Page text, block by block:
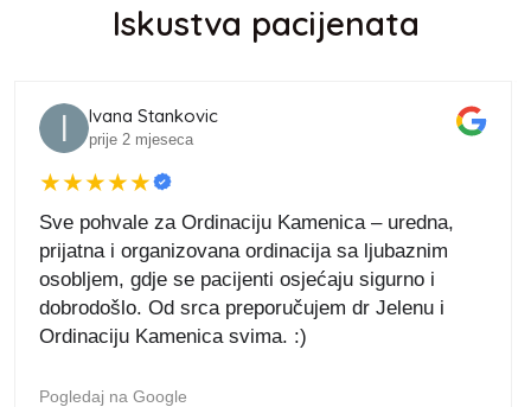
Iskustva pacijenata
Anes Halilovic
prije 3 mjeseca
★★★★★
Topla preporuka za stomatološku ordinaciju Dr.
Kamenica u Goraždu. Prije svega profesionalnost
na vrhunskom nivou, ali ono što je mene posebno
oduševilo je ljudski pristup – bez žurbe, bez
nervoze i bez onog klasičnog “straha od zubara”.
Pogledaj na Google